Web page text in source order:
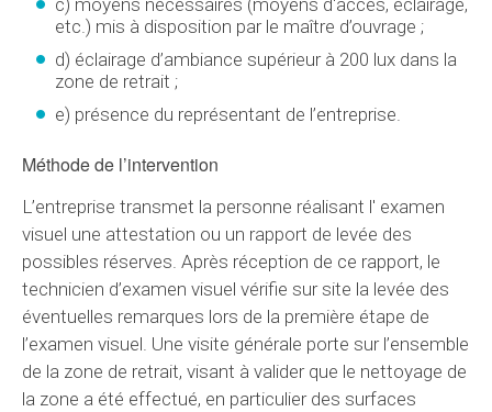
c) moyens nécessaires (moyens d'accès, éclairage,
etc.) mis à disposition par le maître d’ouvrage ;
d) éclairage d’ambiance supérieur à 200 lux dans la
zone de retrait ;
e) présence du représentant de l’entreprise.
Méthode de l’intervention
L’entreprise transmet la personne réalisant l' examen
visuel une attestation ou un rapport de levée des
possibles réserves. Après réception de ce rapport, le
technicien d’examen visuel vérifie sur site la levée des
éventuelles remarques lors de la première étape de
l’examen visuel. Une visite générale porte sur l’ensemble
de la zone de retrait, visant à valider que le nettoyage de
la zone a été effectué, en particulier des surfaces